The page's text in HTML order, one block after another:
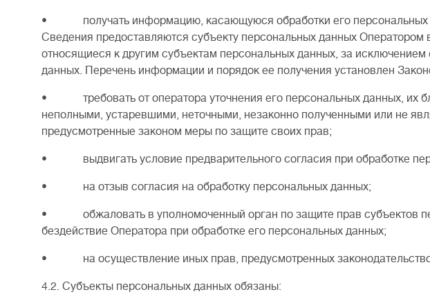
• получать информацию, касающуюся обработки его персональных
Сведения предоставляются субъекту персональных данных
относящиеся к другим субъектам персональных данных, за
данных. Перечень информации и порядок ее получения установлен
• требовать от оператора уточнения его персональных данных, их
неполными, устаревшими, неточными, незаконно полученными или не
предусмотренные законом меры по защите своих прав;
• выдвигать условие предварительного согласия при обработке
• на отзыв согласия на обработку персональных данных;
• обжаловать в уполномоченный орган по защите прав субъектов
бездействие Оператора при обработке его персональных данных;
• на осуществление иных прав, предусмотренных
4.2. Субъекты персональных данных обязаны: